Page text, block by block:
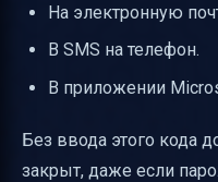
На электронную
В SMS на телефон.
В приложении
Без ввода этого кода
закрыт, даже если